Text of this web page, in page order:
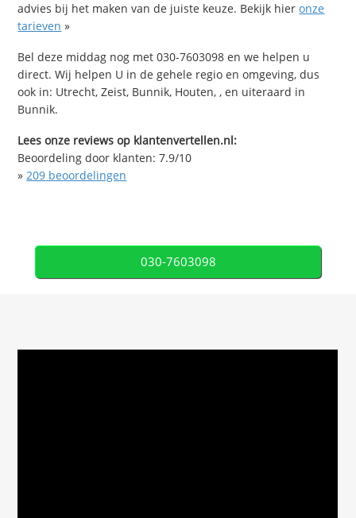
advies bij het maken van de juiste keuze. Bekijk hieronze
tarieven »
Bel deze middag nog met 030-7603098 en we helpen u
direct. Wij helpen U in de gehele regio en omgeving, dus
ook in: Utrecht, Zeist, Bunnik, Houten, , en uiteraard in
Bunnik.
Lees onze reviews op klantenvertellen.nl:
Beoordeling door klanten:7.9/10
» 209 beoordelingen
030-7603098